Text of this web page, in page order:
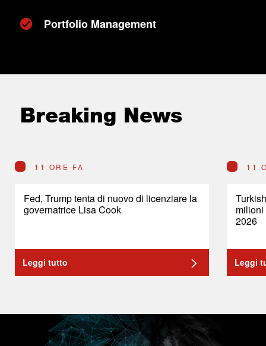
Portfolio Management
Breaking News
11 ORE FA
Fed, Trump tenta di nuovo di licenziare la
governatrice Lisa Cook
Leggi tutto
11
2026
Leggi